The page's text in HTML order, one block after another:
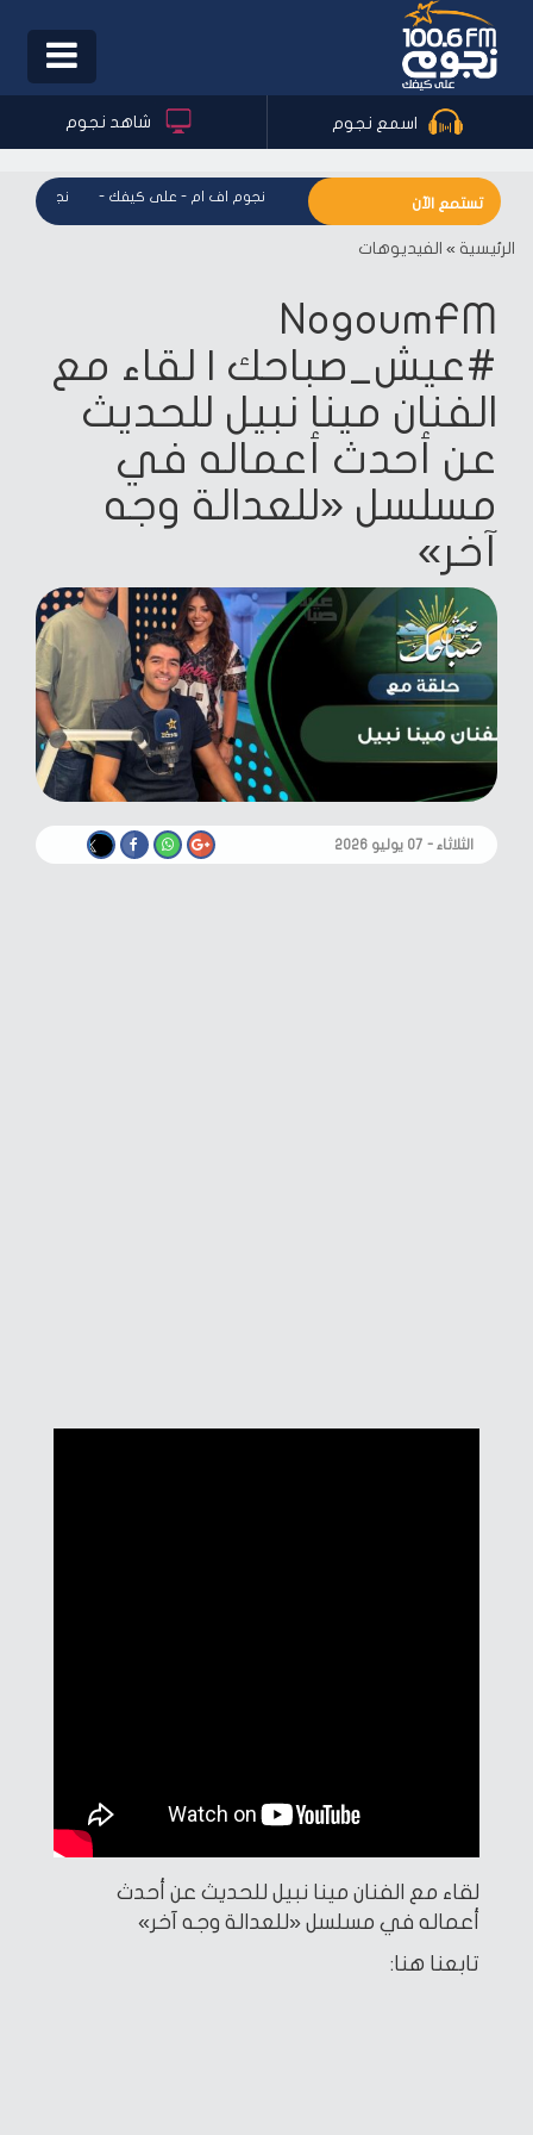
Toggle
اسمع نجوم شاهد نجوم
تستمع الآن - نجوم اف ام - على كيفك - نجوم اف ام - على كيفك نجوم اف
الرئيسية » الفيديوهات
NogoumFM
#عيش_صباحك | لقاء مع
الفنان مينا نبيل للحديث
عن أحدث أعماله في
مسلسل «للعدالة وجه
آخر»
الثلاثاء - ٠٧ يوليو ٢٠٢٦
لقاء مع الفنان مينا نبيل للحديث عن أحدث
أعماله في مسلسل «للعدالة وجه آخر»
تابعنا هنا: